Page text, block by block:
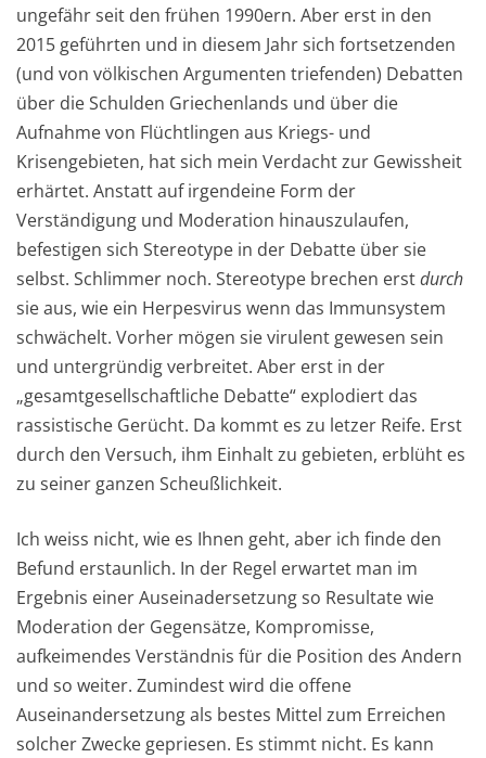
ungefähr seit den frühen 1990ern. Aber erst in den
2015 geführten und in diesem Jahr sich fortsetzenden
(und von völkischen Argumenten triefenden) Debatten
über die Schulden Griechenlands und über die
Aufnahme von Flüchtlingen aus Kriegs- und
Krisengebieten, hat sich mein Verdacht zur Gewissheit
erhärtet. Anstatt auf irgendeine Form der
Verständigung und Moderation hinauszulaufen,
befestigen sich Stereotype in der Debatte über sie
selbst. Schlimmer noch. Stereotype brechen erstdurch
sie aus, wie ein Herpesvirus wenn das Immunsystem
schwächelt. Vorher mögen sie virulent gewesen sein
und untergründig verbreitet. Aber erst in der
„gesamtgesellschaftliche Debatte“ explodiert das
rassistische Gerücht. Da kommt es zu letzer Reife. Erst
durch den Versuch, ihm Einhalt zu gebieten, erblüht es
zu seiner ganzen Scheußlichkeit.
Ich weiss nicht, wie es Ihnen geht, aber ich finde den
Befund erstaunlich. In der Regel erwartet man im
Ergebnis einer Auseinadersetzung so Resultate wie
Moderation der Gegensätze, Kompromisse,
aufkeimendes Verständnis für die Position des Andern
und so weiter. Zumindest wird die offene
Auseinandersetzung als bestes Mittel zum Erreichen
solcher Zwecke gepriesen. Es stimmt nicht. Es kann